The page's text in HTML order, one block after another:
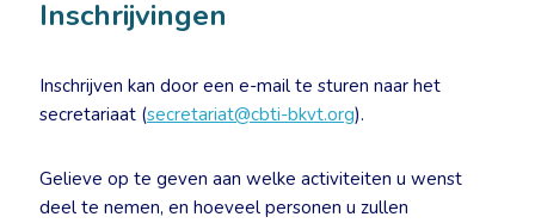
Inschrijvingen
Inschrijven kan door een e-mail te sturen naar het
secretariaat (secretariat@cbti-bkvt.org).
Gelieve op te geven aan welke activiteiten u wenst
deel te nemen, en hoeveel personen u zullen